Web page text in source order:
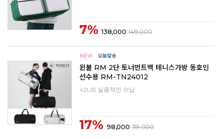
7% 138,000 149,000
윈불 RM 2단 토너먼트백 테니스가방 동호인
선수용 RM-TN24012
42L의 실용적인 수납
17% 98,000 119,000